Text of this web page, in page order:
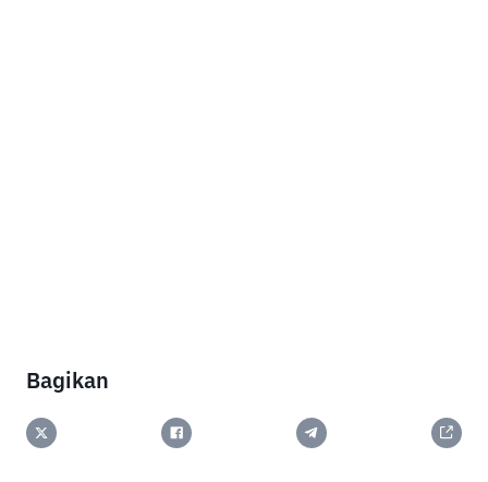
Bagikan